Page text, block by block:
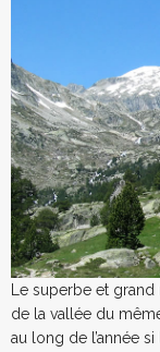
Le superbe et
de la vallée du
au long de l’année